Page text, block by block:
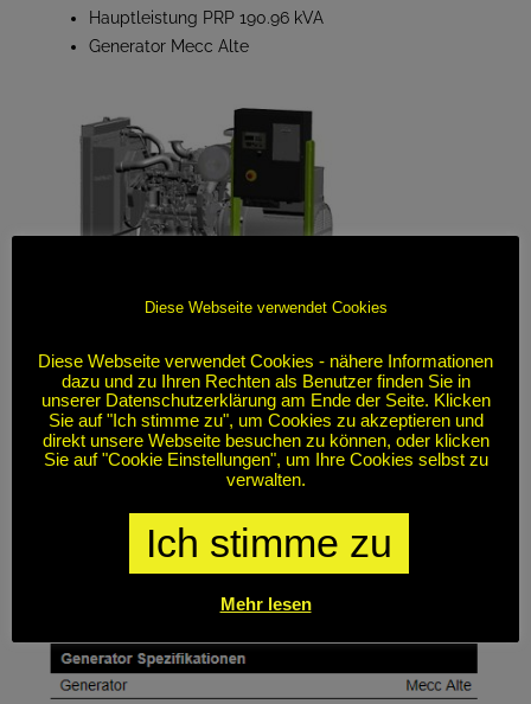
Hauptleistung PRP 190.96 kVA
Generator Mecc Alte
Diese Webseite verwendet Cookies
Diese Webseite verwendet Cookies - nähere Informationen
dazu und zu Ihren Rechten als Benutzer finden Sie in
unserer Datenschutzerklärung am Ende der Seite. Klicken
Sie auf "Ich stimme zu", um Cookies zu akzeptieren und
direkt unsere Webseite besuchen zu können, oder klicken
Sie auf "Cookie Einstellungen", um Ihre Cookies selbst zu
verwalten.
Ich stimme zu
Mehr lesen